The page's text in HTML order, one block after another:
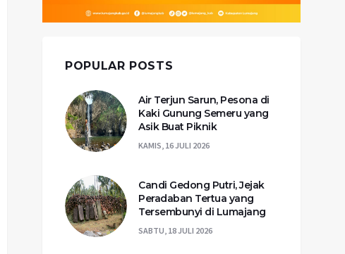
POPULAR POSTS
Air Terjun Sarun, Pesona di
Kaki Gunung Semeru yang
Asik Buat Piknik
KAMIS, 16 JULI 2026
Candi Gedong Putri, Jejak
Peradaban Tertua yang
Tersembunyi di Lumajang
SABTU, 18 JULI 2026